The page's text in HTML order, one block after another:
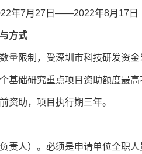
7月27日——2022年8月17日（
方式
限制，受深圳市科技研发资金
基础研究重点项目资助额度
助，项目执行期三年。
人）。必须是申请单位全职人